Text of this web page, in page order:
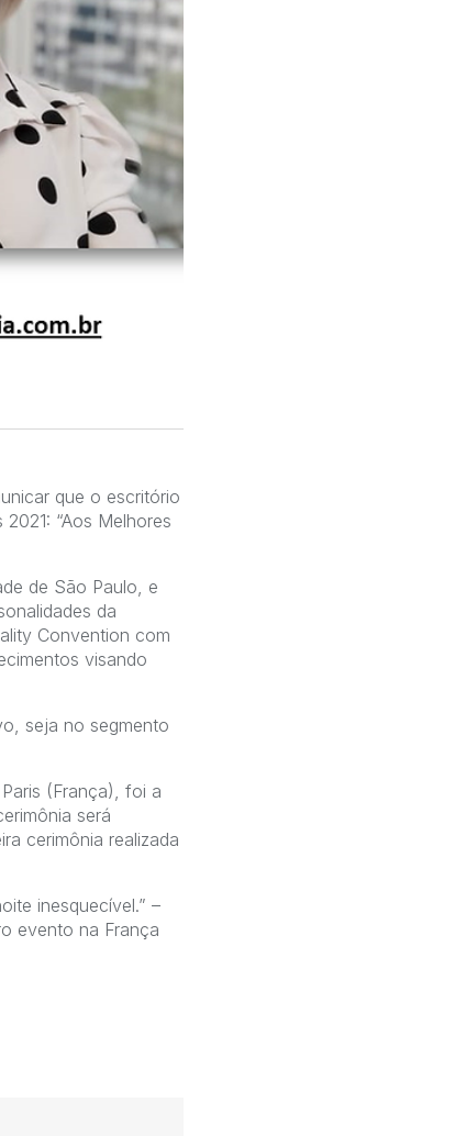
que o escritório
“Aos Melhores
de São Paulo, e
da
Convention com
visando
seja no segmento
(França), foi a
será
cerimônia realizada
inesquecível.” –
evento na França